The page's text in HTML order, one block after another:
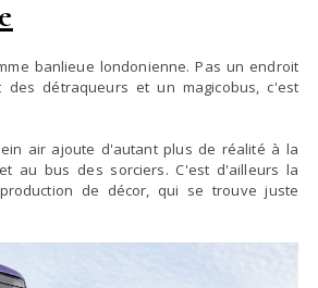
banlieue londonienne. Pas un endroit
des détraqueurs et un magicobus, c'est
air ajoute d'autant plus de réalité à la
au bus des sorciers. C'est d'ailleurs la
de décor, qui se trouve juste